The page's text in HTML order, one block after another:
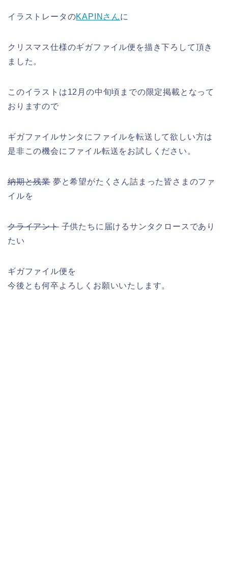
イラストレータのKAPINさんに
クリスマス仕様のギガファイル便を描き下ろして頂き
ました。
このイラストは12月の中旬頃までの限定掲載となって
おりますので
ギガファイルサンタにファイルを転送して欲しい方は
是非この機会にファイル転送をお試しください。
納期と残業 夢と希望がたくさん詰まった皆さまのファ
イルを
クライアント子供たちに届けるサンタクロースであり
たい
ギガファイル便を
今後とも何卒よろしくお願いいたします。